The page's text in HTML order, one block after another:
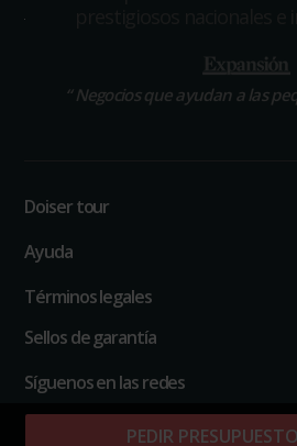
PEDIR
“Negocios que ayudan a las
Doiser tour
Ayuda
Términos legales
Sellos de garantía
Síguenos en las redes